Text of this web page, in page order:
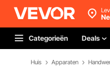
Categorieën Deals
Huis Apparaten